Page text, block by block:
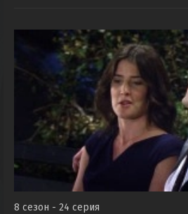
8 сезон - 24 серия